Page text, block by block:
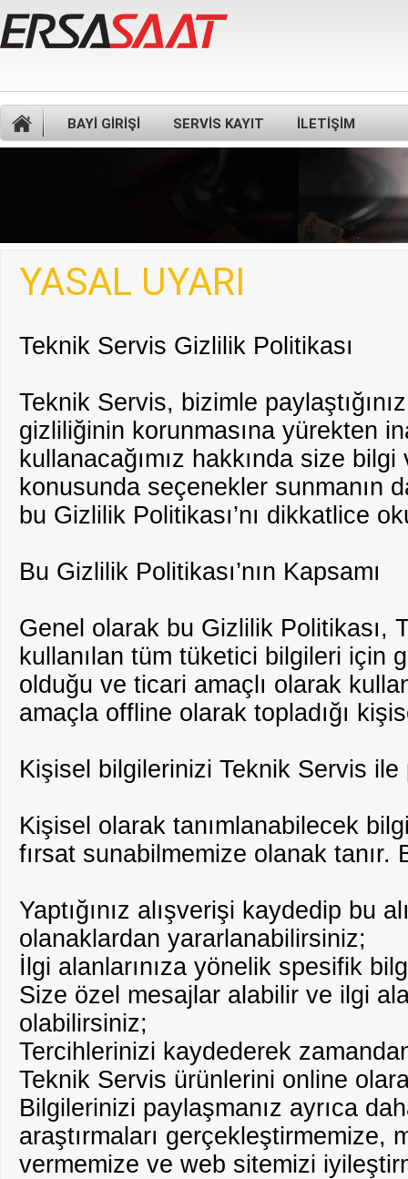
BAYİ GİRİŞİ SERVİS KAYIT İLETİŞİM
YASAL UYARI
Teknik Servis Gizlilik Politikası
Teknik Servis, bizimle
gizliliğinin korunmasına yürekten
kullanacağımız hakkında size
konusunda seçenekler sunmanın
bu Gizlilik Politikası’nı dikkatlice
Bu Gizlilik Politikası’nın Kapsamı
Genel olarak bu Gizlilik Politikası,
kullanılan tüm tüketici bilgileri için
olduğu ve ticari amaçlı olarak
amaçla offline olarak topladığı
Kişisel bilgilerinizi Teknik Servis
Kişisel olarak tanımlanabilecek
fırsat sunabilmemize olanak
Yaptığınız alışverişi kaydedip bu
olanaklardan yararlanabilirsiniz;
İlgi alanlarınıza yönelik spesifik
Size özel mesajlar alabilir ve ilgi
olabilirsiniz;
Tercihlerinizi kaydederek
Teknik Servis ürünlerini online
Bilgilerinizi paylaşmanız ayrıca
araştırmaları gerçekleştirmemize,
vermemize ve web sitemizi